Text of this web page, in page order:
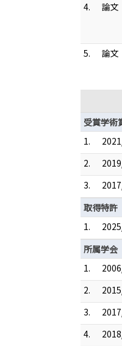
4.
論文
5. 論文
受賞学術
1.
2.
3.
取得特許
1.
所属学会
1.
2.
3.
4.